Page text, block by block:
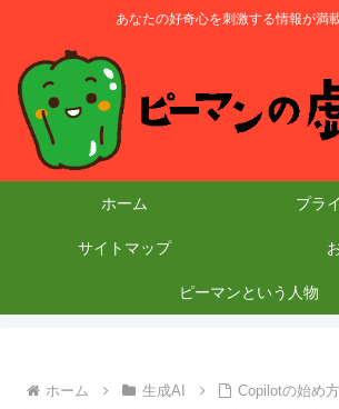
あなたの好奇心を刺激する情報が満載
ホーム プラ
サイトマップ
ピーマンという人物
ホーム 生成AI
Copilotの始め